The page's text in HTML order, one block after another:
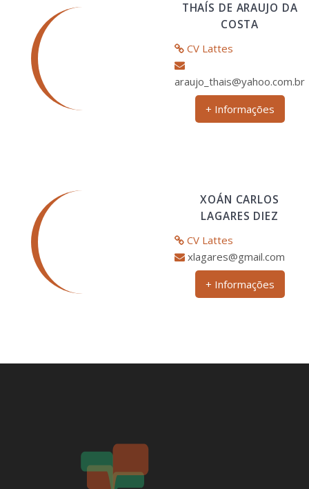
THAÍS DE ARAUJO DA
COSTA
CV Lattes
araujo_thais@yahoo.com.br
+ Informações
XOÁN CARLOS
LAGARES DIEZ
CV Lattes
xlagares@gmail.com
+ Informações